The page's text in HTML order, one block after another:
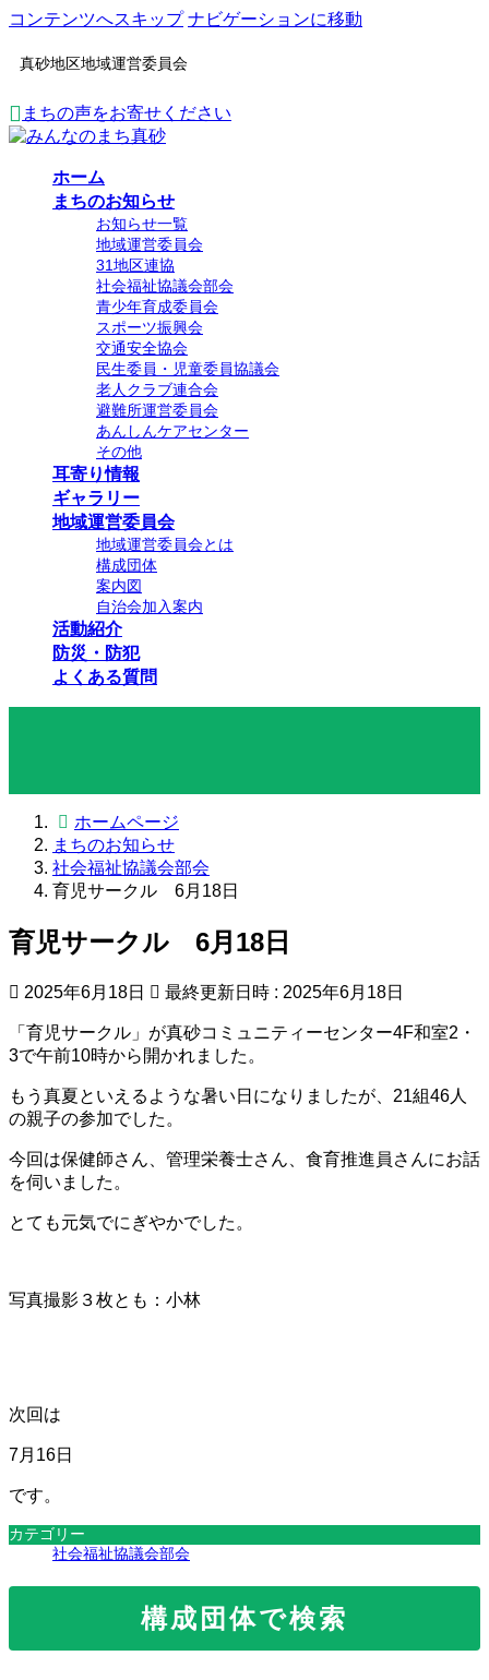
コンテンツへスキップ ナビゲーションに移動
真砂地区地域運営委員会
まちの声をお寄せください
ホーム
まちのお知らせ
お知らせ一覧
地域運営委員会
31地区連協
社会福祉協議会部会
青少年育成委員会
スポーツ振興会
交通安全協会
民生委員・児童委員協議会
老人クラブ連合会
避難所運営委員会
あんしんケアセンター
その他
耳寄り情報
ギャラリー
地域運営委員会
地域運営委員会とは
構成団体
案内図
自治会加入案内
活動紹介
防災・防犯
よくある質問
ホームページ
まちのお知らせ
社会福祉協議会部会
育児サークル 6月18日
育児サークル 6月18日
2025年6月18日 最終更新日時 : 2025年6月18日
「育児サークル」が真砂コミュニティーセンター4F和室2・
3で午前10時から開かれました。
もう真夏といえるような暑い日になりましたが、21組46人
の親子の参加でした。
今回は保健師さん、管理栄養士さん、食育推進員さんにお話
を伺いました。
とても元気でにぎやかでした。
写真撮影３枚とも：小林
次回は
7月16日
です。
カテゴリー
社会福祉協議会部会
構成団体で検索